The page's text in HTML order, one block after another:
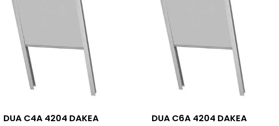
DUA C4A 4204 DAKEA
DUA C6A 4204 DAKEA